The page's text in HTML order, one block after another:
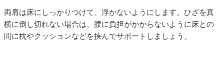
両肩は床にしっかりつけて、浮かないようにします。ひざを真
横に倒し切れない場合は、腰に負担がかからないように床との
間に枕やクッションなどを挟んでサポートしましょう。